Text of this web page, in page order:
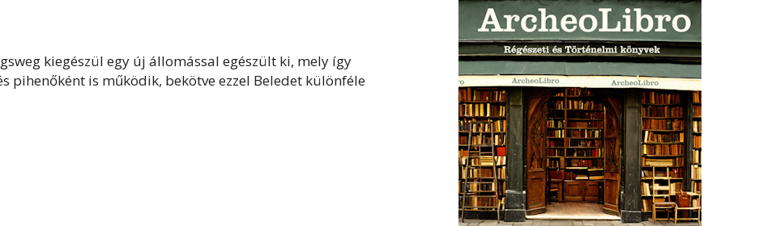
kiegészül egy új állomással egészült ki, mely így
pihenőként is működik, bekötve ezzel Beledet különféle